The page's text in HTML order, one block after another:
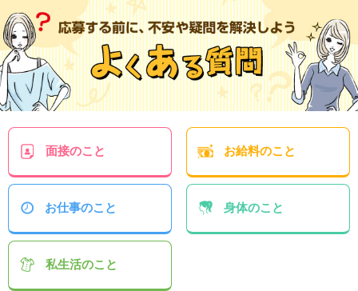
お仕事体験談
スカウト型求人エスジョブ
メンズエステコラム
ログイン 新規会員登録
面接のこと お給料のこと
お仕事のこと 身体のこと
私生活のこと